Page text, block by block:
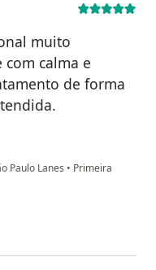
muito
com calma e
de forma
Paulo Lanes • Primeira